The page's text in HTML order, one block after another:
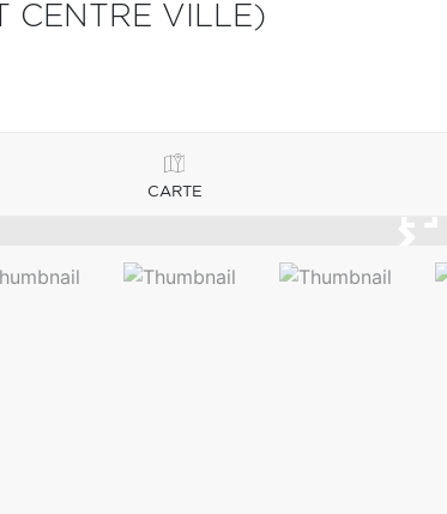
CENTRE VILLE)
CARTE